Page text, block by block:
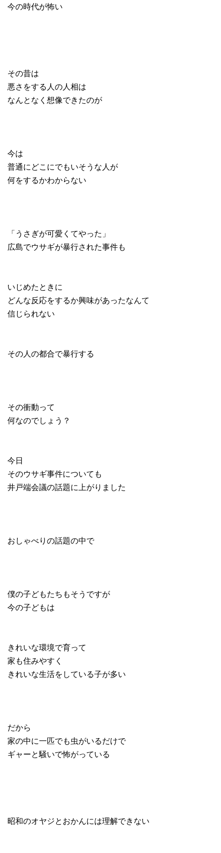
今の時代が怖い
その昔は
悪さをする人の人相は
なんとなく想像できたのが
今は
普通にどこにでもいそうな人が
何をするかわからない
「うさぎが可愛くてやった」
広島でウサギが暴行された事件も
いじめたときに
どんな反応をするか興味があったなんて
信じられない
その人の都合で暴行する
その衝動って
何なのでしょう？
今日
そのウサギ事件についても
井戸端会議の話題に上がりました
おしゃべりの話題の中で
僕の子どもたちもそうですが
今の子どもは
きれいな環境で育って
家も住みやすく
きれいな生活をしている子が多い
だから
家の中に一匹でも虫がいるだけで
ギャーと騒いで怖がっている
昭和のオヤジとおかんには理解できない